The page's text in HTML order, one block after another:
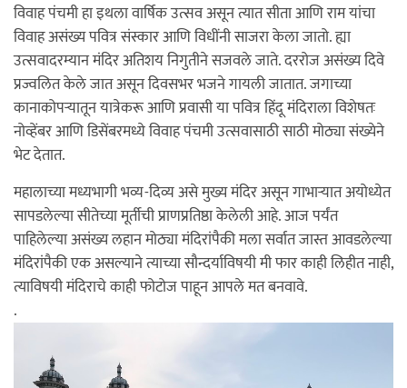
विवाह पंचमी हा इथला वार्षिक उत्सव असून त्यात सीता आणि राम यांचा
विवाह असंख्य पवित्र संस्कार आणि विधींनी साजरा केला जातो. ह्या
उत्सवादरम्यान मंदिर अतिशय निगुतीने सजवले जाते. दररोज असंख्य दिवे
प्रज्वलित केले जात असून दिवसभर भजने गायली जातात. जगाच्या
कानाकोपऱ्यातून यात्रेकरू आणि प्रवासी या पवित्र हिंदू मंदिराला विशेषतः
नोव्हेंबर आणि डिसेंबरमध्ये विवाह पंचमी उत्सवासाठी साठी मोठ्या संख्येने
भेट देतात.
महालाच्या मध्यभागी भव्य-दिव्य असे मुख्य मंदिर असून गाभाऱ्यात अयोध्येत
सापडलेल्या सीतेच्या मूर्तीची प्राणप्रतिष्ठा केलेली आहे. आज पर्यंत
पाहिलेल्या असंख्य लहान मोठ्या मंदिरांपैकी मला सर्वात जास्त आवडलेल्या
मंदिरांपैकी एक असल्याने त्याच्या सौन्दर्याविषयी मी फार काही लिहीत नाही,
त्याविषयी मंदिराचे काही फोटोज पाहून आपले मत बनवावे.
.